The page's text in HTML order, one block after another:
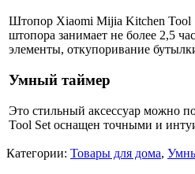
Штопор Xiaomi Mijia Kitchen Tool
штопора занимает не более 2,5
элементы, откупоривание
Умный таймер
Это стильный аксессуар можно
Tool Set оснащен точными и
Категории: Товары для дома,